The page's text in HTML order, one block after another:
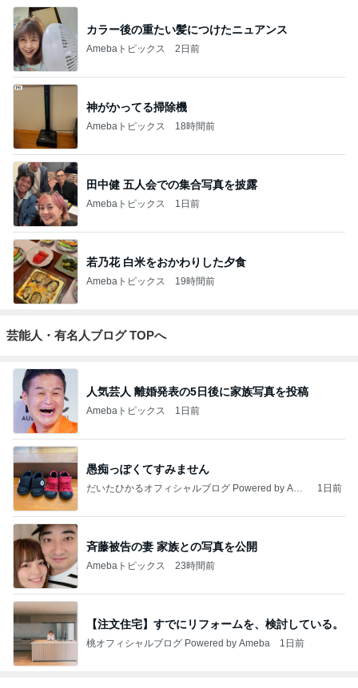
カラー後の重たい髪につけたニュアンス
Amebaトピックス 2日前
神がかってる掃除機
Amebaトピックス 18時間前
田中健 五人会での集合写真を披露
Amebaトピックス 1日前
若乃花 白米をおかわりした夕食
Amebaトピックス 19時間前
芸能人・有名人ブログ TOPへ
人気芸人 離婚発表の5日後に家族写真を投稿
Amebaトピックス 1日前
愚痴っぽくてすみません
だいたひかるオフィシャルブログ Powered by Ame
1日前
斉藤被告の妻 家族との写真を公開
Amebaトピックス 23時間前
【注文住宅】すでにリフォームを、検討している。
桃オフィシャルブログ Powered by Ameba 1日前